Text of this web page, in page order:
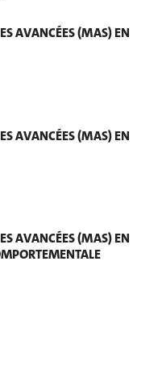
AVANCÉES (MAS) EN
AVANCÉES (MAS) EN
AVANCÉES (MAS) EN